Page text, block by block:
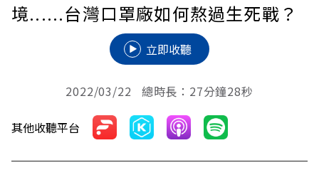
境......台灣口罩廠如何熬過生死戰？
立即收聽
2022/03/22 總時長：27分鐘28秒
其他收聽平台